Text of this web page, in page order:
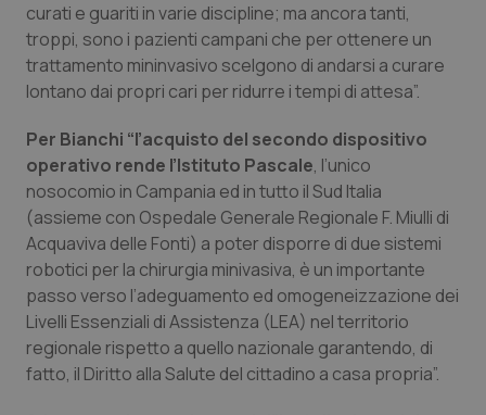
Friuli Venezia Giulia
Lazio
Liguria
Lombardia
Marche
Molise
Piemonte
Dermatite Atopica
Diabete & glucometri
Disturbi dell’umore
Dolore
Donna & Salute
Epatiti
HIV
curati e guariti in varie discipline; ma ancora tanti,
troppi, sono i pazienti campani che per ottenere un
trattamento mininvasivo scelgono di andarsi a curare
lontano dai propri cari per ridurre i tempi di attesa”.
Per Bianchi “l’acquisto del secondo dispositivo
operativo rende l’Istituto Pascale, l’unico
nosocomio in Campania ed in tutto il Sud Italia
(assieme con Ospedale Generale Regionale F. Miulli di
Acquaviva delle Fonti) a poter disporre di due sistemi
robotici per la chirurgia minivasiva, è un importante
passo verso l’adeguamento ed omogeneizzazione dei
Livelli Essenziali di Assistenza (LEA) nel territorio
regionale rispetto a quello nazionale garantendo, di
fatto, il Diritto alla Salute del cittadino a casa propria”.